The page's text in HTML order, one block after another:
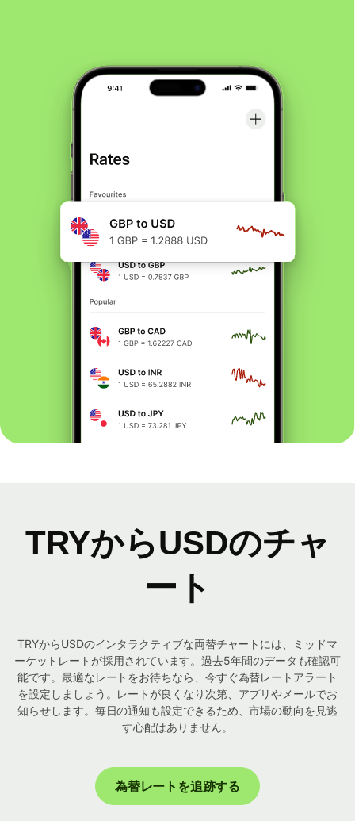
TRYからUSDのチャ
ート
TRYからUSDのインタラクティブな両替チャートには、ミッドマ
ーケットレートが採用されています。過去5年間のデータも確認可
能です。最適なレートをお待ちなら、今すぐ為替レートアラート
を設定しましょう。レートが良くなり次第、アプリやメールでお
知らせします。毎日の通知も設定できるため、市場の動向を見逃
す心配はありません。
為替レートを追跡する